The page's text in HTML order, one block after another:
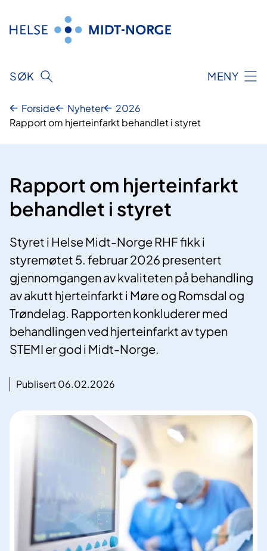
innhold
SØK MENY
Forside Nyheter
2026
Rapport om hjerteinfarkt behandlet i styret
Rapport om hjerteinfarkt
behandlet i styret
Styret i Helse Midt-Norge RHF fikk i
styremøtet 5. februar 2026 presentert
gjennomgangen av kvaliteten på behandling
av akutt hjerteinfarkt i Møre og Romsdal og
Trøndelag. Rapporten konkluderer med
behandlingen ved hjerteinfarkt av typen
STEMI er god i Midt-Norge.
Publisert 06.02.2026